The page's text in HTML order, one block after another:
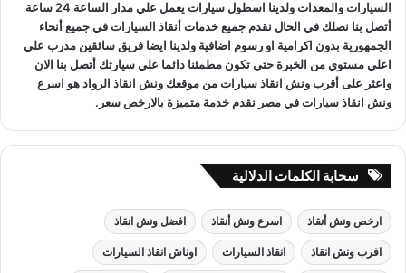
ونش انقاذ الاسماعيليةلدينا فريق خدمة عملاء يعمل علي مدار
الساعة و فريق سائقين و وناشين قادرين على التعامل مع كافة
كان عطل او حادثونش انقاذسيارات الرواد نحنأسرع ونش انقاذ
مما يجعل خدمةانقاذ السياراتسهل على عملائنا.
السيارات
والمعدات ولدينا اسطول سيارات يعمل علي مدار الساعة 24 ساعة
أتصل بنا نصلك في الحال نقدم جميع خدماتأنقاذ السياراتفي جميع أنحاء
الجمهورية بدون اكرامية او رسوم اضافية ولدينا ايضا فريق سائقين مدرب علي
اعلي مستوي من الخبرة حتى تكون مطمئنا دائما علي سيارتك أتصل بنا الان
واعثر علىأقرب ونش انقاذ سياراتمن موقعك ونش انقاذ الرواد هو اسرع
ونش انقاذ سياراتفي مصر نقدم خدمة متميزة بالارخص سعر.
سحابة الكلمات الدلالية
ارخص ونش أنقاذ اسرع ونش أنقاذ افضل ونش انقاذ
اقرب ونش انقاذ انقاذ السيارات اوناش انقاذ السيارات